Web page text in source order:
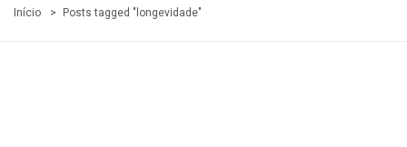
Início Posts tagged "longevidade"